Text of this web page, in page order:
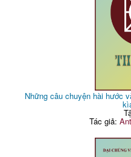
Những câu chuyện hài hước
Tác giả: